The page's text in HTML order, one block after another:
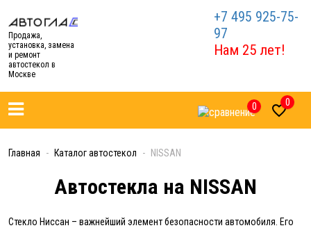
Продажа,
установка, замена
и ремонт
автостекол в
Москве
+7 495 925-75-
97
Нам 25 лет!
0 0
Главная Каталог автостекол NISSAN
Автостекла на NISSAN
Стекло Ниссан – важнейший элемент безопасности автомобиля. Его